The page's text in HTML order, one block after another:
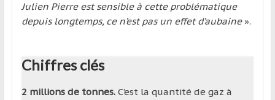
Julien Pierre est sensible à cette problématique
depuis longtemps, ce n’est pas un effet d’aubaine».
Chiffres clés
2 millions de tonnes.C’est la quantité de gaz à